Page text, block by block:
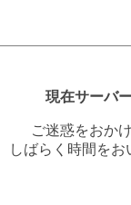
現在サーバ
ご迷惑をおか
しばらく時間を